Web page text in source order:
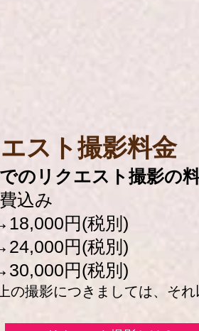
スト撮影料金
のリクエスト撮影の
込み
円(税別)
円(税別)
円(税別)
の撮影につきましては、そ